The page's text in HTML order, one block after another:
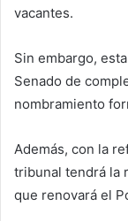
vacantes.
Sin embargo,
Senado de
nombramiento
Además, con la
tribunal tendrá la
que renovará el